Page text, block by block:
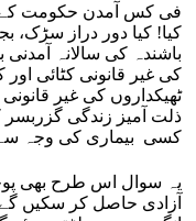
کیا! کیا دور دراز
باشندہ کی سالانہ آمدنی
کی غیر قانونی کٹائی
ٹھیکداروں کی غیر
ذلت آمیز زندگی
کسی بیماری کی وجہ سے
یہ سوال اس طرح بھی
آزادی حاصل کر سکیں